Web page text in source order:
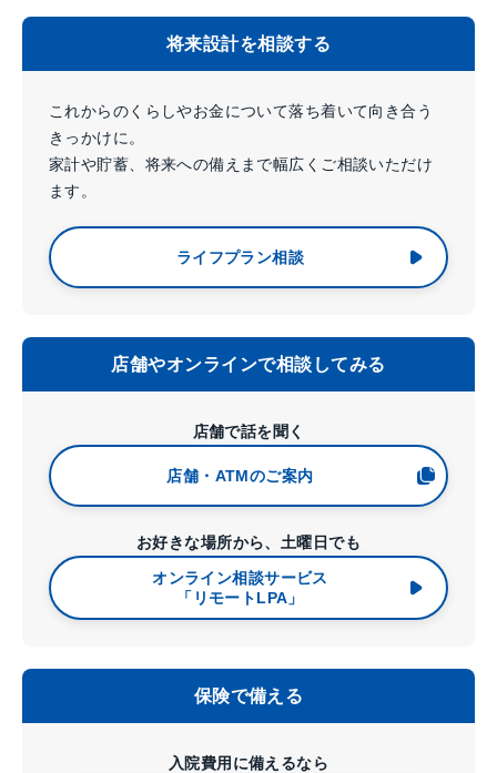
将来設計を相談する
これからのくらしやお金について落ち着いて向き合う
きっかけに。
家計や貯蓄、将来への備えまで幅広くご相談いただけ
ます。
ライフプラン相談
店舗やオンラインで相談してみる
店舗で話を聞く
店舗・ATMのご案内
お好きな場所から、土曜日でも
オンライン相談サービス
「リモートLPA」
保険で備える
入院費用に備えるなら